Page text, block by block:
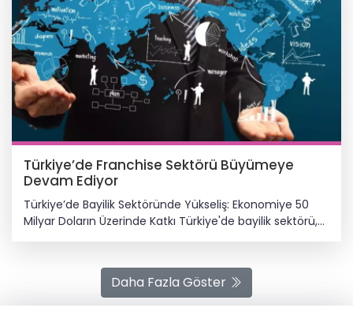
Türkiye’de Franchise Sektörü Büyümeye
Devam Ediyor
Türkiye’de Bayilik Sektöründe Yükseliş: Ekonomiye 50
Milyar Doların Üzerinde Katkı Türkiye'de bayilik sektörü,
son yıllarda artan girişimcilik ilgisi ile marka oluşturma
biri haline geldi. Yemek-içecekten perakendeye,
eğitimden hizmet sektörüne kadar çeşitlilik gösteren
bayilik markaları, hem iş gücüne hem de yatırım
Daha Fazla Göster